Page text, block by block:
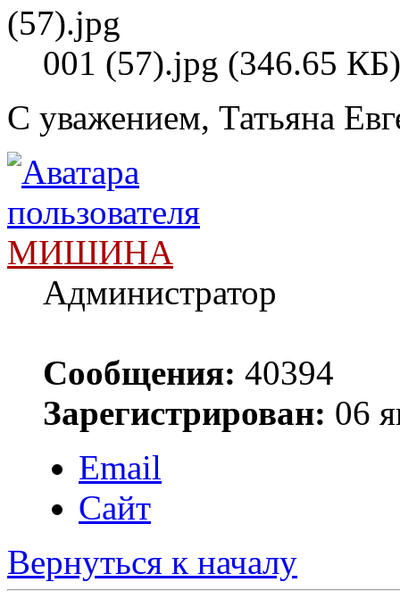
001 (57).jpg (346.65
С уважением, Татьяна
МИШИНА
Администратор
Сообщения: 40394
Зарегистрирован: 06
Email
Сайт
Вернуться к началу